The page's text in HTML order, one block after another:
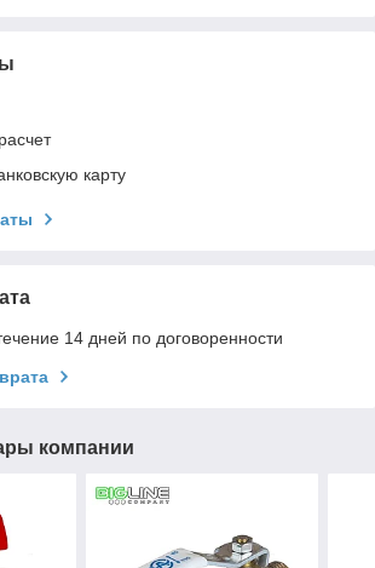
карту
14 дней по договоренности
компании